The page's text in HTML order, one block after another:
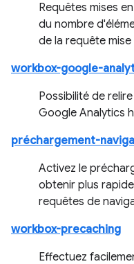
Requêtes mises
du nombre
de la requête
workbox-google-
Possibilité de
Google Analytics
préchargement-
Activez le
obtenir plus
requêtes de
workbox-precaching
Effectuez